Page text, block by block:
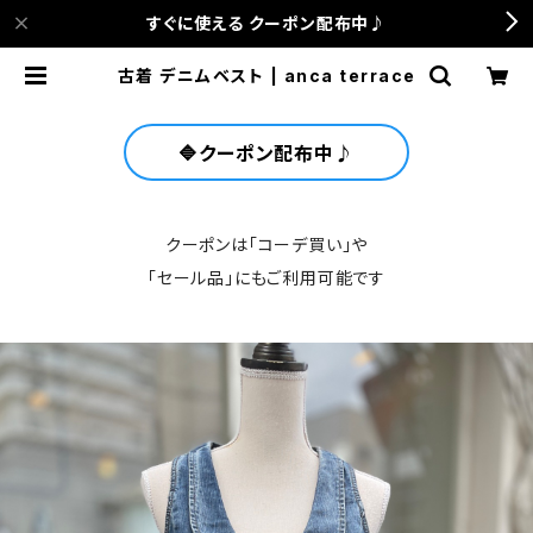
すぐに使える クーポン配布中♪
古着 デニムベスト | anca terrace
🔷クーポン配布中♪
クーポンは「コーデ買い」や
「セール品」にもご利用可能です